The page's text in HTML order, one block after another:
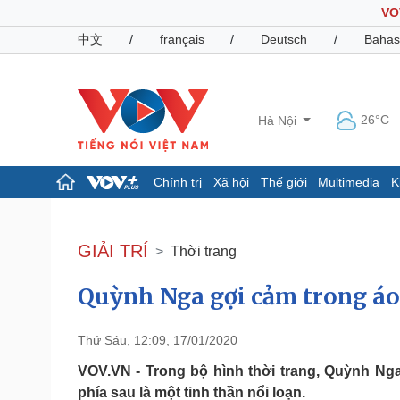
中文
/ français / Deutsch /
Hà Nội 26°C
Chính trị Xã hội Thế giới Multimedia
Đảng
Tổ chức nhân sự
Nhận diện sự thật
Dấu ấn VOV
Pháp luật
Vụ án
Quân sự - Quốc phòng
Vũ khí
GIẢI TRÍ Thời trang
Quỳnh Nga gợi cảm trong
Thứ Sáu, 12:09, 17/01/2020
VOV.VN - Trong bộ hình thời trang, Quỳnh
phía sau là một tinh thần nổi loạn.